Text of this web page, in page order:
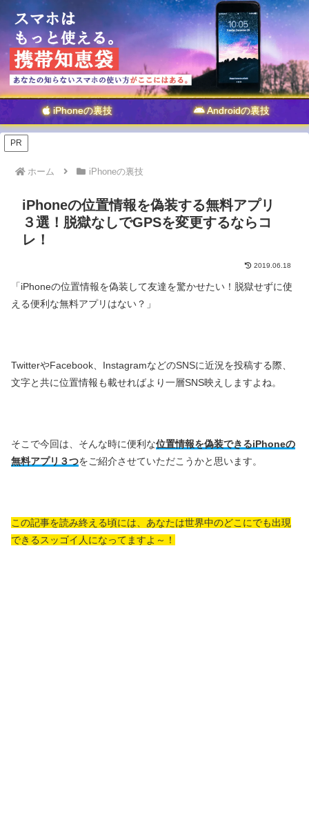
iPhoneの裏技 Androidの裏技
PR
ホーム iPhoneの裏技
iPhoneの位置情報を偽装する無料アプリ
３選！脱獄なしでGPSを変更するならコ
レ！
2019.06.18
「iPhoneの位置情報を偽装して友達を驚かせたい！脱獄せずに使
える便利な無料アプリはない？」
TwitterやFacebook、InstagramなどのSNSに近況を投稿する際、
文字と共に位置情報も載せればより一層SNS映えしますよね。
そこで今回は、そんな時に便利な位置情報を偽装できるiPhoneの
無料アプリ３つをご紹介させていただこうかと思います。
この記事を読み終える頃には、あなたは世界中のどこにでも出現
できるスッゴイ人になってますよ～！